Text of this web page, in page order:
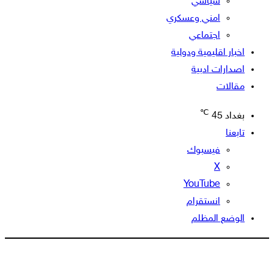
امني وعسكري
اجتماعي
اخبار اقليمية ودولية
اصدارات ادبية
مقالات
بغداد 45
℃
تابعنا
فيسبوك
‫X
‫YouTube
انستقرام
الوضع المظلم